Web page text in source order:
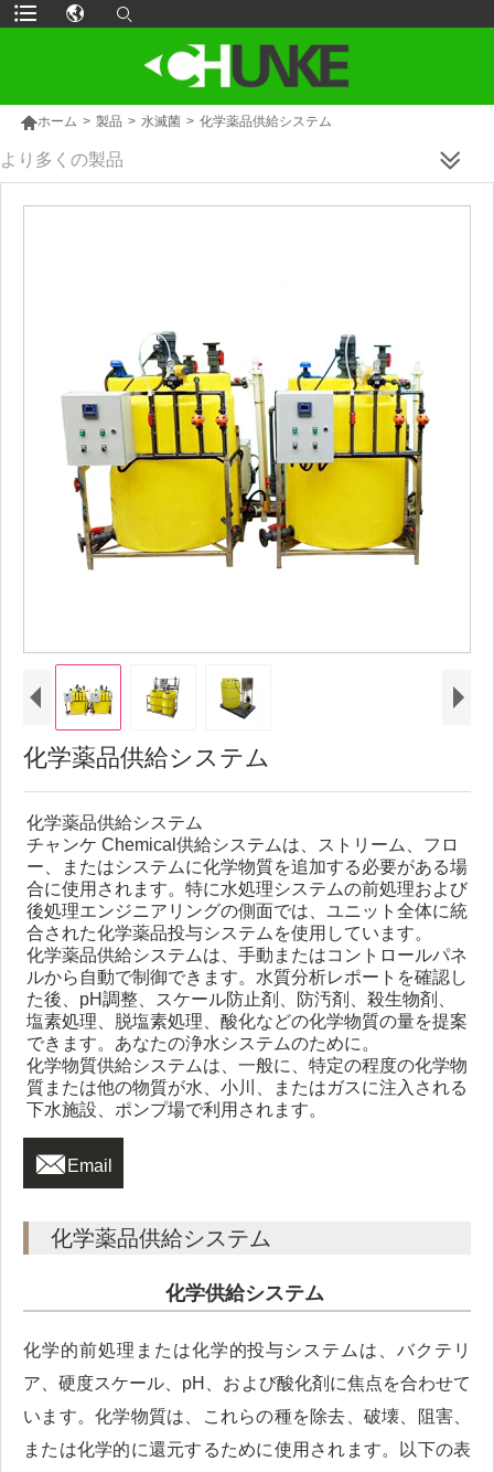
ホーム > 製品 > 水滅菌 > 化学薬品供給システム
より多くの製品
化学薬品供給システム
化学薬品供給システム
チャンケ Chemical供給システムは、ストリーム、フロ
ー、またはシステムに化学物質を追加する必要がある場
合に使用されます。特に水処理システムの前処理および
後処理エンジニアリングの側面では、ユニット全体に統
合された化学薬品投与システムを使用しています。
化学薬品供給システムは、手動またはコントロールパネ
ルから自動で制御できます。水質分析レポートを確認し
た後、pH調整、スケール防止剤、防汚剤、殺生物剤、
塩素処理、脱塩素処理、酸化などの化学物質の量を提案
できます。あなたの浄水システムのために。
化学物質供給システムは、一般に、特定の程度の化学物
質または他の物質が水、小川、またはガスに注入される
下水施設、ポンプ場で利用されます。
 Email
化学薬品供給システム
化学供給システム
化学的前処理または化学的投与システムは、バクテリ
ア、硬度スケール、pH、および酸化剤に焦点を合わせて
います。化学物質は、これらの種を除去、破壊、阻害、
または化学的に還元するために使用されます。以下の表